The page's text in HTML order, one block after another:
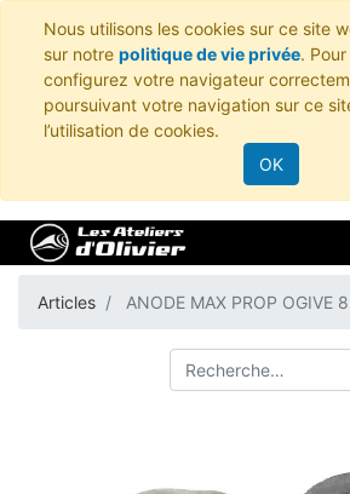
Nous utilisons les cookies sur ce site
sur notre politique de vie privée.
configurez votre navigateur
poursuivant votre navigation sur ce
l’utilisation de cookies.
OK
Articles ANODE MAX PROP OGIVE